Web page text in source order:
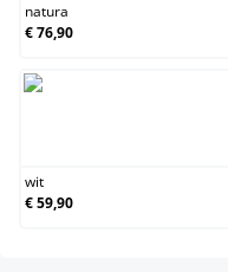
natura
€ 76,90
wit
€ 59,90